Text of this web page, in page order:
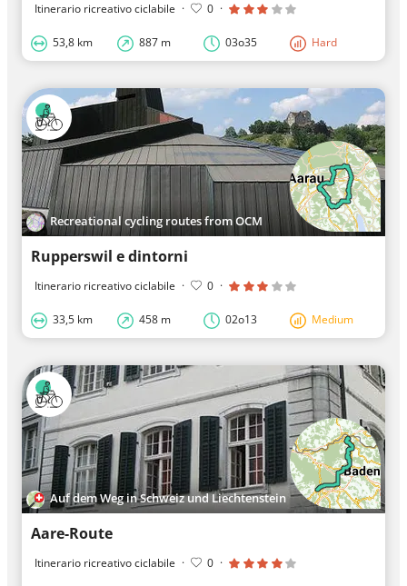
Itinerario ricreativo ciclabile · 0 ·
53,8 km 887 m 03o35 Hard
Recreational cycling routes from OCM
Rupperswil e dintorni
Itinerario ricreativo ciclabile · 0 ·
33,5 km 458 m 02o13 Medium
Auf dem Weg in Schweiz und Liechtenstein
Aare-Route
Itinerario ricreativo ciclabile · 0 ·